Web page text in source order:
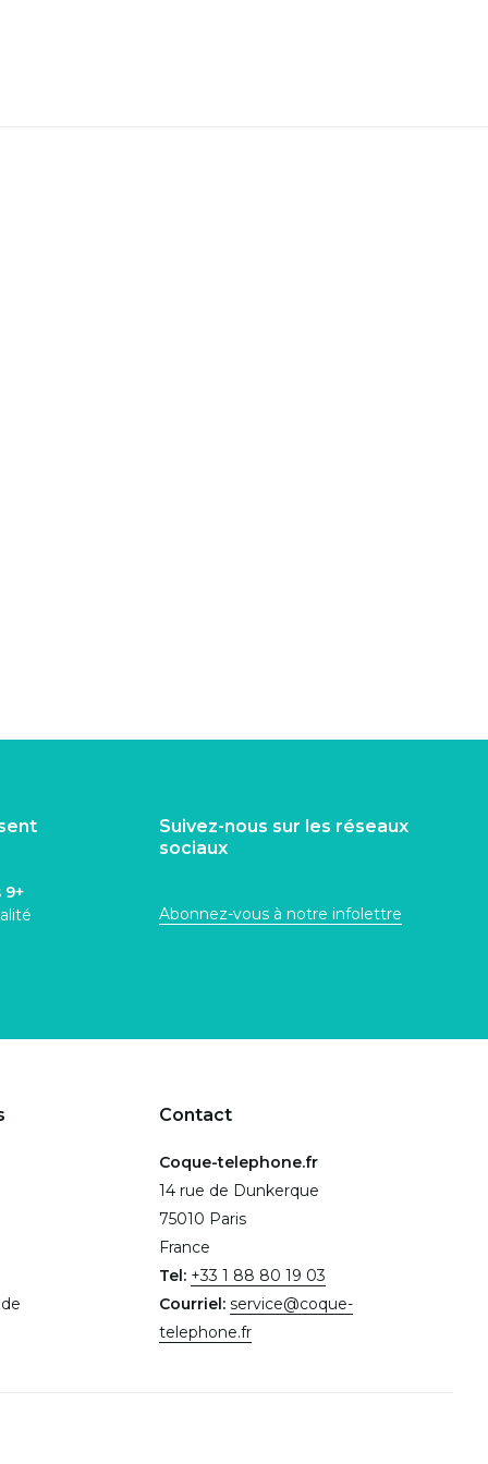
9+
Suivez-nous sur les réseaux
sociaux
Abonnez-vous à notre infolettre
Contact
Coque-telephone.fr
14 rue de Dunkerque
75010 Paris
France
Tel: +33 1 88 80 19 03
Courriel: service@coque-
telephone.fr